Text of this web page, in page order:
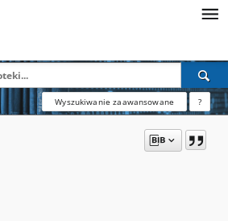
Wyszukiwanie zaawansowane ?